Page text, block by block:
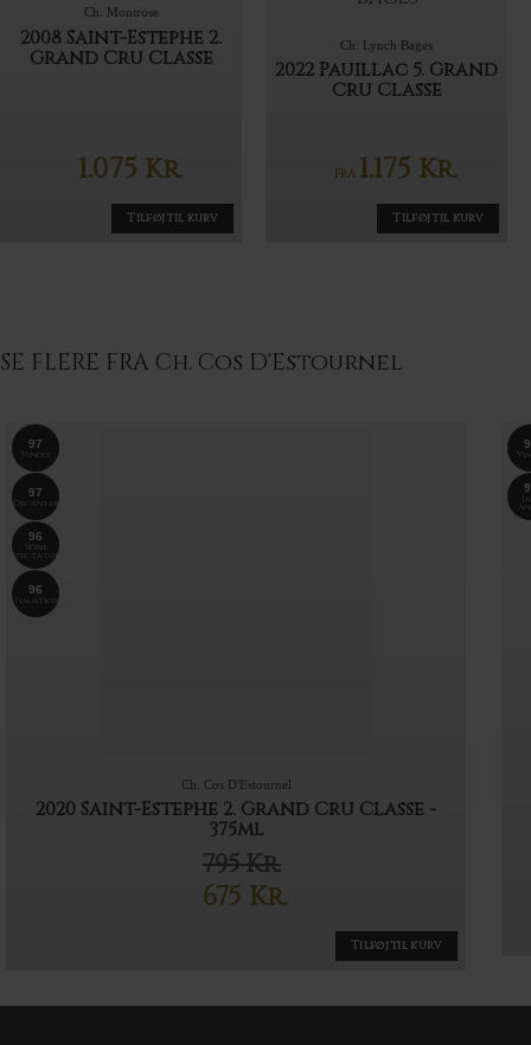
Ch. Montrose
2008 Saint-Estephe 2.
Grand Cru Classe
1.075 Kr.
Tilføj til kurv
Ch. Lynch Bages
2022 Pauillac 5. Grand
Cru Classe
FRA 1.175 Kr.
Tilføj til kurv
SE FLERE FRA Ch. Cos D'Estournel
Ch. Cos D'Estournel
2020 Saint-Estephe 2. Grand Cru Classe -
375ml
97
Vinous
97
Decanter
96
Wine
Spectator
96
Tim Atkin
795Kr.
Den
oprindelige
795 Kr..
675 Kr.
aktuelle
er:
Tilføj til kurv